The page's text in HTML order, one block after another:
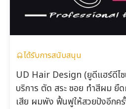
ได้รับการสนับสนุน
UD Hair Design (ยูดีแฮร์ดีไ
บริการ ตัด สระ ซอย ทำสีผม
เสีย ผมพัง ฟื้นฟูให้สวยปังอีกค